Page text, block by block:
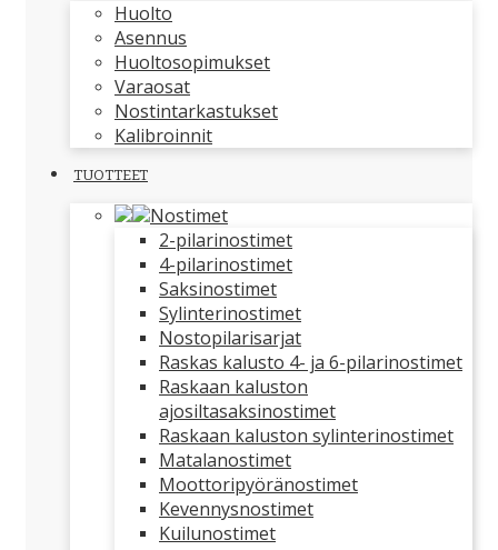
Huolto
Asennus
Huoltosopimukset
Varaosat
Nostintarkastukset
Kalibroinnit
TUOTTEET
Nostimet
2-pilarinostimet
4-pilarinostimet
Saksinostimet
Sylinterinostimet
Nostopilarisarjat
Raskas kalusto 4- ja 6-pilarinostimet
Raskaan kaluston
ajosiltasaksinostimet
Raskaan kaluston sylinterinostimet
Matalanostimet
Moottoripyöränostimet
Kevennysnostimet
Kuilunostimet